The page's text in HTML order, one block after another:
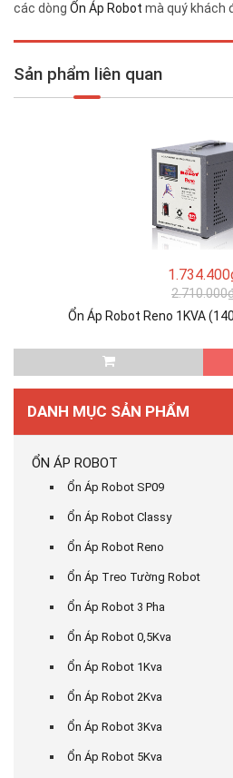
các dòng Ổn Áp Robot mà quý khách
Sản phẩm liên quan
Ổn Áp Robot Reno 1KVA
DANH MỤC SẢN PHẨM
ỔN ÁP ROBOT
Ổn Áp Robot SP09
Ổn Áp Robot Classy
Ổn Áp Robot Reno
Ổn Áp Treo Tường Robot
Ổn Áp Robot 3 Pha
Ổn Áp Robot 0,5Kva
Ổn Áp Robot 1Kva
Ổn Áp Robot 2Kva
Ổn Áp Robot 3Kva
Ổn Áp Robot 5Kva